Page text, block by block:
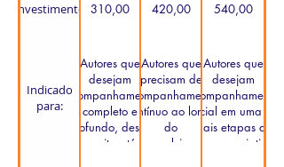
Investimento 310,00 420,00 540,00
Indicado
para:
Autores que
desejam
acompanhamento
completo e
profundo, desde
a escrita até a
Autores que
precisam de
acompanhamento
contínuo ao longo
do
desenvolvimento
Autores que
desejam
acompanhamento
inicial em uma ou
mais etapas do
processo criativo.